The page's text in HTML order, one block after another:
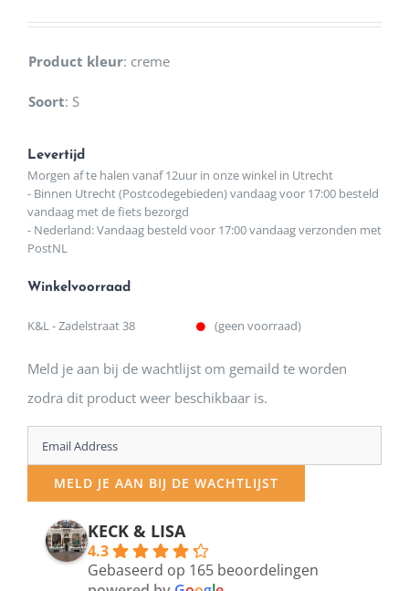
Product kleur: creme
Soort: S
Levertijd
Morgen af te halen vanaf 12uur in onze winkel in Utrecht
- Binnen Utrecht (Postcodegebieden) vandaag voor 17:00 besteld
vandaag met de fiets bezorgd
- Nederland: Vandaag besteld voor 17:00 vandaag verzonden met
PostNL
Winkelvoorraad
K&L - Zadelstraat 38 (geen voorraad)
Meld je aan bij de wachtlijst om gemaild te worden
zodra dit product weer beschikbaar is.
Enter
your
email
address
MELD JE AAN BIJ DE WACHTLIJST
KECK & LISA
4.3
Gebaseerd op 165 beoordelingen